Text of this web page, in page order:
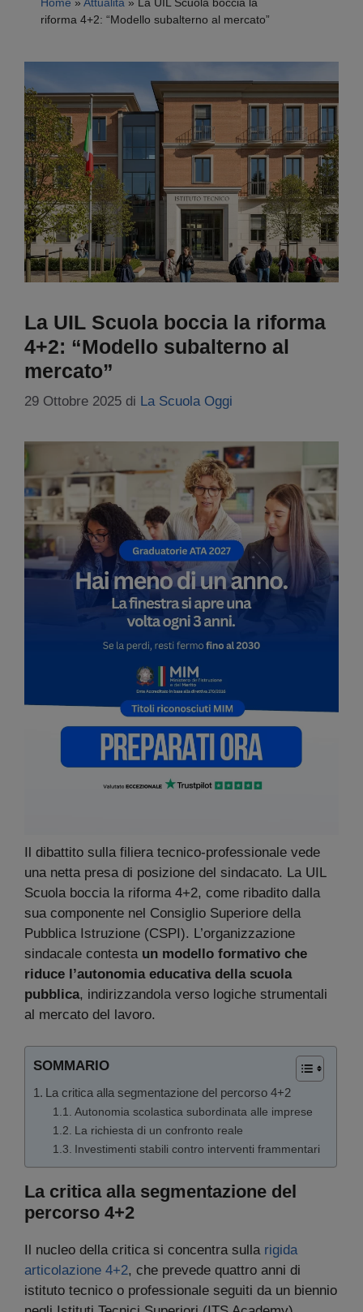
riforma 4+2: “Modello subalterno al mercato”
La UIL Scuola boccia la riforma
4+2: “Modello subalterno al
mercato”
29 Ottobre 2025 di La Scuola Oggi
Il dibattito sulla filiera tecnico-professionale vede
una netta presa di posizione del sindacato. La UIL
Scuola boccia la riforma 4+2, come ribadito dalla
sua componente nel Consiglio Superiore della
Pubblica Istruzione (CSPI). L’organizzazione
sindacale contesta un modello formativo che
riduce l’autonomia educativa della scuola
pubblica, indirizzandola verso logiche strumentali
al mercato del lavoro.
SOMMARIO
La critica alla segmentazione del percorso 4+2
Autonomia scolastica subordinata alle imprese
La richiesta di un confronto reale
Investimenti stabili contro interventi frammentari
La critica alla segmentazione del
percorso 4+2
Il nucleo della critica si concentra sulla rigida
articolazione 4+2, che prevede quattro anni di
istituto tecnico o professionale seguiti da un biennio